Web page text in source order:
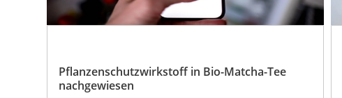
Pflanzenschutzwirkstoff in Bio-Matcha-Tee
nachgewiesen